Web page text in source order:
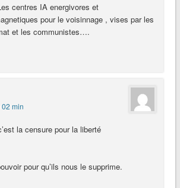
centres IA energivores et
pour le voisinnage , vises par les
et les communistes….
min
la censure pour la liberté
pour qu’ils nous le supprime.